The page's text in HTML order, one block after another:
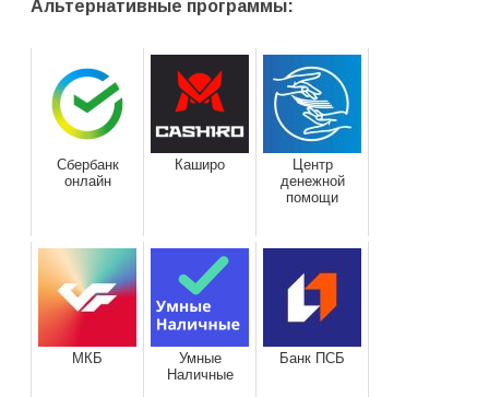
Альтернативные программы:
Сбербанк
онлайн
Каширо
Центр
денежной
помощи
МКБ
Умные
Наличные
Банк ПСБ